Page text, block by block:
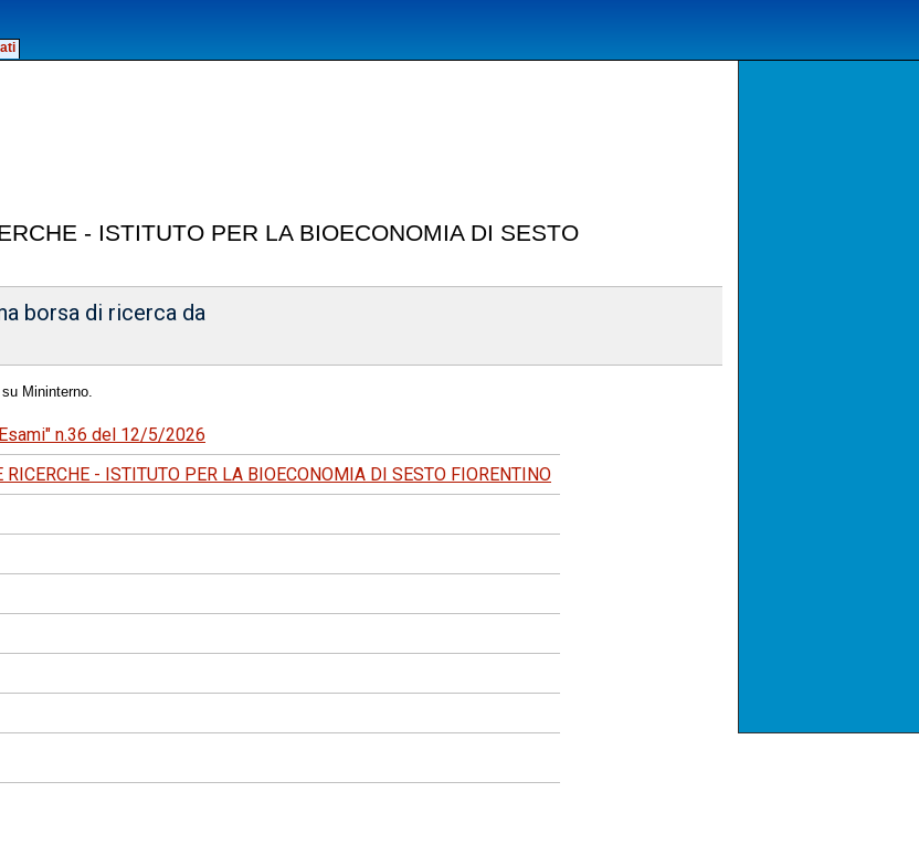
- ISTITUTO PER LA BIOECONOMIA DI SESTO
borsa di ricerca da
Mininterno.
n.36 del 12/5/2026
- ISTITUTO PER LA BIOECONOMIA DI SESTO FIORENTINO